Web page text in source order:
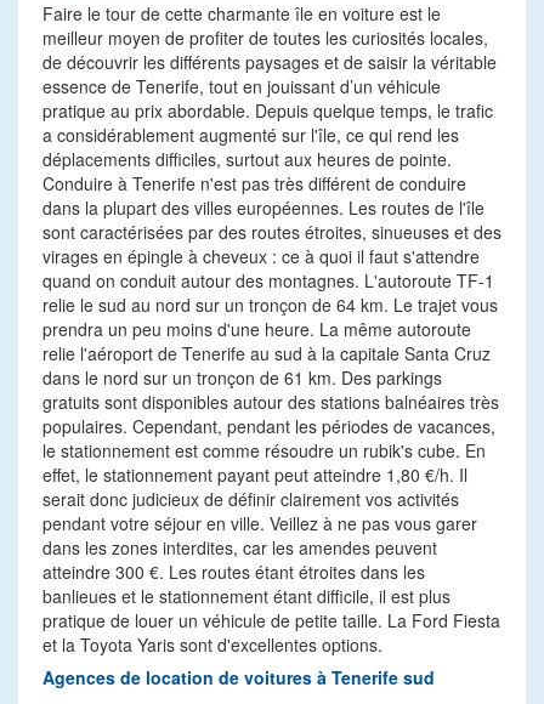
Faire le tour de cette charmante île en voiture est le
meilleur moyen de profiter de toutes les curiosités locales,
de découvrir les différents paysages et de saisir la véritable
essence de Tenerife, tout en jouissant d’un véhicule
pratique au prix abordable. Depuis quelque temps, le trafic
a considérablement augmenté sur l'île, ce qui rend les
déplacements difficiles, surtout aux heures de pointe.
Conduire à Tenerife n'est pas très différent de conduire
dans la plupart des villes européennes. Les routes de l'île
sont caractérisées par des routes étroites, sinueuses et des
virages en épingle à cheveux : ce à quoi il faut s'attendre
quand on conduit autour des montagnes. L'autoroute TF-1
relie le sud au nord sur un tronçon de 64 km. Le trajet vous
prendra un peu moins d'une heure. La même autoroute
relie l'aéroport de Tenerife au sud à la capitale Santa Cruz
dans le nord sur un tronçon de 61 km. Des parkings
gratuits sont disponibles autour des stations balnéaires très
populaires. Cependant, pendant les périodes de vacances,
le stationnement est comme résoudre un rubik's cube. En
effet, le stationnement payant peut atteindre 1,80 €/h. Il
serait donc judicieux de définir clairement vos activités
pendant votre séjour en ville. Veillez à ne pas vous garer
dans les zones interdites, car les amendes peuvent
atteindre 300 €. Les routes étant étroites dans les
banlieues et le stationnement étant difficile, il est plus
pratique de louer un véhicule de petite taille. La Ford Fiesta
et la Toyota Yaris sont d'excellentes options.
Agences de location de voitures à Tenerife sud